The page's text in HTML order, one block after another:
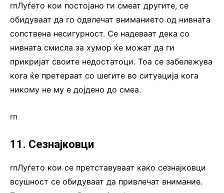
rnЛуѓето кои постојано ги смеат другите, се
обидуваат да го одвлечат вниманието од нивната
сопствена несигурност. Се надеваат дека со
нивната смисла за хумор ќе можат да ги
прикријат своите недостатоци. Тоа се забележува
кога ќе претераат со шегите во ситуација кога
никому не му е дојдено до смеа.
rn
11. Сезнајковци
rnЛуѓето кои се претставуваат како сезнајковци
всушност се обидуваат да привлечат внимание.